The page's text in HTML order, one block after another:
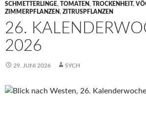
SCHMETTERLINGE, TOMATEN, TROCKENHEIT,
ZIMMERPFLANZEN, ZITRUSPFLANZEN
26.
2026
29. JUNI 2026 SYCH